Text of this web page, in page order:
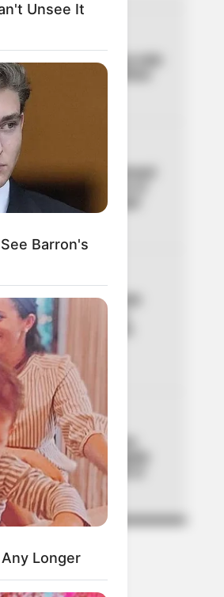
tendrá pico y placa este
Movilidad confirmó
y multas
PREDIAL
propone cobro mensual
de hasta $29.000 en el
ya definió para qué
hallazgo de estudiante
en una caneca,
a prisión a soldado
del crimen en
FESTIVOS
descansarán
días seguidos: Bogotá
oficial puente desde el
Unsee It
Barron's
Longer